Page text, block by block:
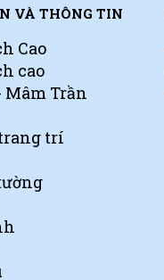
VÀ THÔNG TIN
Cao
cao
Mâm Trần
trí